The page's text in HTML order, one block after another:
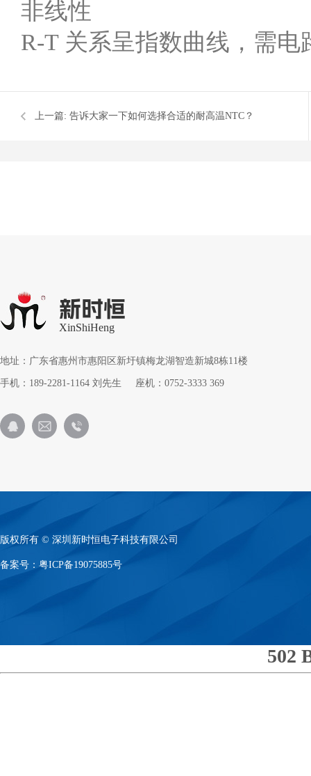
非线性
R-T 关系呈指数曲线，需电
上一篇: 告诉大家一下如何选择合适的耐高温NTC？
新时恒
XinShiHeng
地址：广东省惠州市惠阳区新圩镇梅龙湖智造新城8栋11楼
手机：189-2281-1164 刘先生 座机：0752-3333 369
版权所有 © 深圳新时恒电子科技有限公司
备案号： 粤ICP备19075885号
502